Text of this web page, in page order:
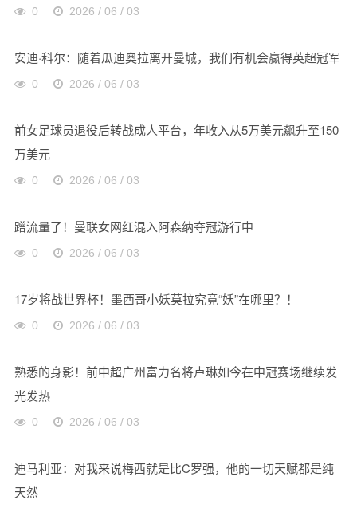
0 2026 / 06 / 03
安迪·科尔：随着瓜迪奥拉离开曼城，我们有机会赢得英超冠军
0 2026 / 06 / 03
前女足球员退役后转战成人平台，年收入从5万美元飙升至150
万美元
0 2026 / 06 / 03
蹭流量了！曼联女网红混入阿森纳夺冠游行中
0 2026 / 06 / 03
17岁将战世界杯！墨西哥小妖莫拉究竟“妖”在哪里？！
0 2026 / 06 / 03
熟悉的身影！前中超广州富力名将卢琳如今在中冠赛场继续发
光发热
0 2026 / 06 / 03
迪马利亚：对我来说梅西就是比C罗强，他的一切天赋都是纯
天然